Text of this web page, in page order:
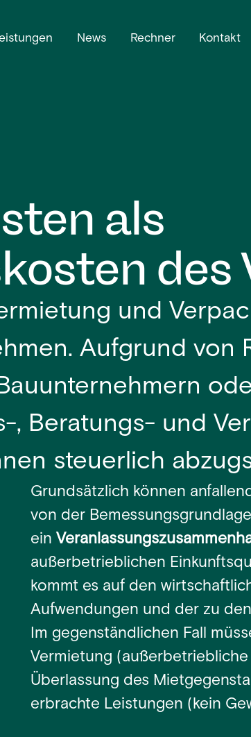
News Rechner Kontakt
als
und
Aufgrund von
, Beratungs- und
steuerlich
Grundsätzlich können
von der
ein
außerbetrieblichen
kommt es auf den
Aufwendungen und der zu
Im gegenständlichen Fall
Vermietung
Überlassung des
erbrachte Leistungen (kein